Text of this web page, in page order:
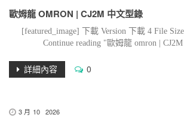
歐姆龍 OMRON | CJ2M 中文型錄
[featured_image] 下載 Version 下載 4 File
Continue reading "歐姆龍 omron |
詳細內容 0
3 月 10 2026